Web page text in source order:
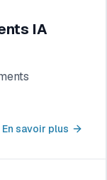
IA
En savoir plus